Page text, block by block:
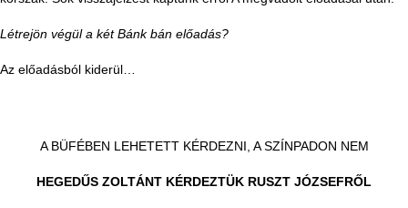
Létrejön végül a két Bánk bán előadás?
Az előadásból kiderül…
A BÜFÉBEN LEHETETT KÉRDEZNI, A SZÍNPADON NEM
HEGEDŰS ZOLTÁNT KÉRDEZTÜK RUSZT JÓZSEFRŐL